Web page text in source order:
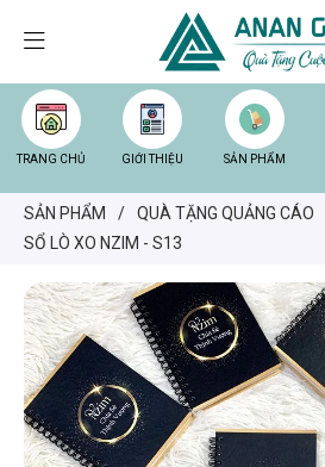
TRANG CHỦ GIỚI THIỆU SẢN PHẨM
SẢN PHẨM / QUÀ TẶNG QUẢNG CÁO
SỔ LÒ XO NZIM - S13